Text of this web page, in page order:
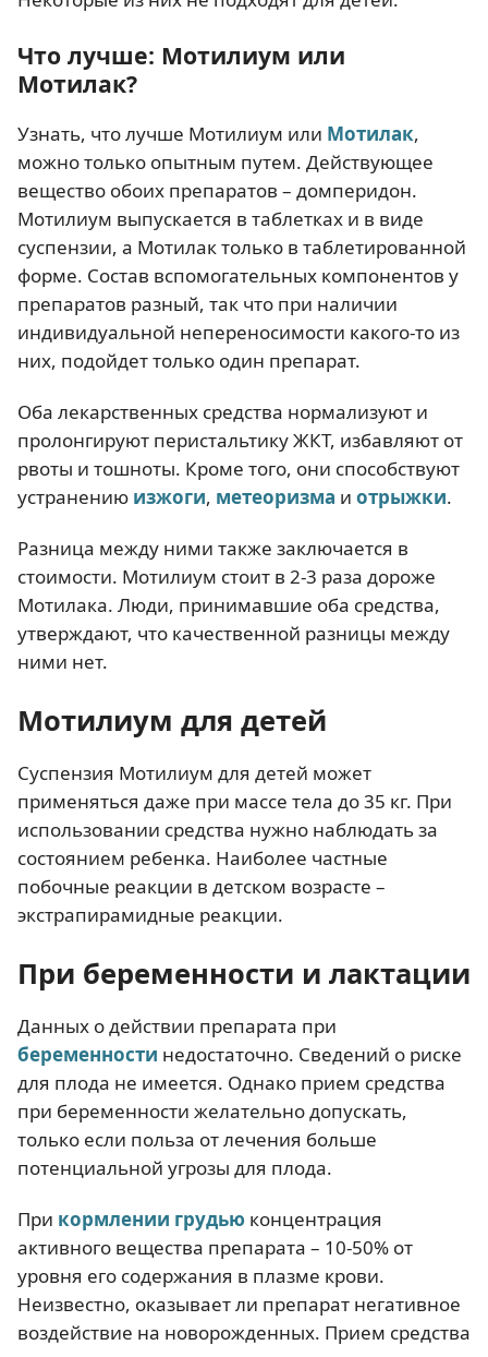
Что лучше: Мотилиум или
Мотилак?
Узнать, что лучше Мотилиум или Мотилак,
можно только опытным путем. Действующее
вещество обоих препаратов – домперидон.
Мотилиум выпускается в таблетках и в виде
суспензии, а Мотилак только в таблетированной
форме. Состав вспомогательных компонентов у
препаратов разный, так что при наличии
индивидуальной непереносимости какого-то из
них, подойдет только один препарат.
Оба лекарственных средства нормализуют и
пролонгируют перистальтику ЖКТ, избавляют от
рвоты и тошноты. Кроме того, они способствуют
устранению изжоги, метеоризма и отрыжки.
Разница между ними также заключается в
стоимости. Мотилиум стоит в 2-3 раза дороже
Мотилака. Люди, принимавшие оба средства,
утверждают, что качественной разницы между
ними нет.
Мотилиум для детей
Суспензия Мотилиум для детей может
применяться даже при массе тела до 35 кг. При
использовании средства нужно наблюдать за
состоянием ребенка. Наиболее частные
побочные реакции в детском возрасте –
экстрапирамидные реакции.
При беременности и лактации
Данных о действии препарата при
беременности недостаточно. Сведений о риске
для плода не имеется. Однако прием средства
при беременности желательно допускать,
только если польза от лечения больше
потенциальной угрозы для плода.
При кормлении грудью концентрация
активного вещества препарата – 10-50% от
уровня его содержания в плазме крови.
Неизвестно, оказывает ли препарат негативное
воздействие на новорожденных. Прием средства